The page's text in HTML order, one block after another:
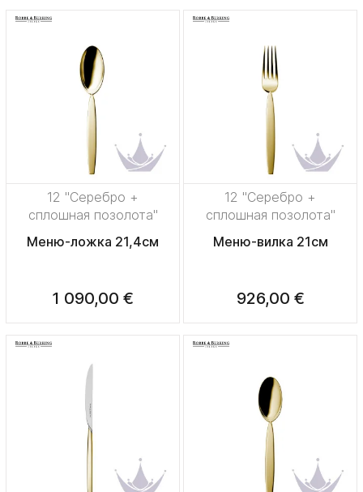
12 "Серебро +
сплошная позолота"
Меню-ложка 21,4см
1 090,00 €
12 "Серебро +
сплошная позолота"
Меню-вилка 21см
926,00 €